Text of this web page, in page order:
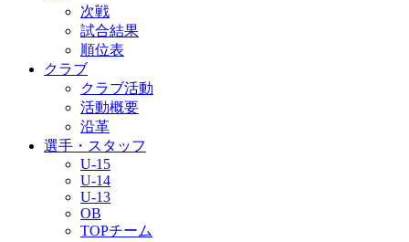
次戦
試合結果
順位表
クラブ
クラブ活動
活動概要
沿革
選手・スタッフ
U-15
U-14
U-13
OB
TOPチーム